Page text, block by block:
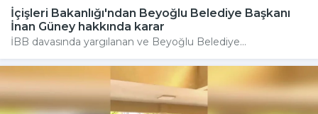
İçişleri Bakanlığı'ndan Beyoğlu Belediye Başkanı
İnan Güney hakkında karar
İBB davasında yargılanan ve Beyoğlu Belediye...